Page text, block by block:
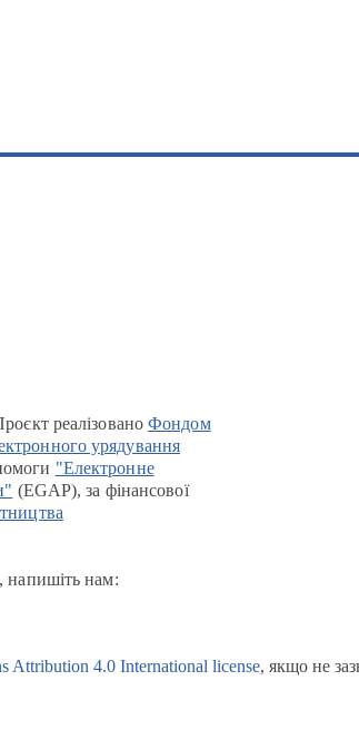
реалізованоФондом
урядування
"Електронне
(EGAP), за фінансової
напишіть нам:
Attribution 4.0 International license, якщо не